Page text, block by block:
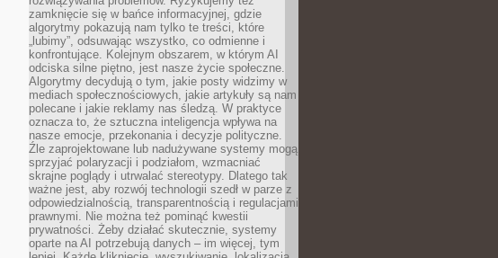
zamknięcie się w bańce informacyjnej, gdzie
algorytmy pokazują nam tylko te treści, które
„lubimy”, odsuwając wszystko, co odmienne i
konfrontujące. Kolejnym obszarem, w którym AI
odciska silne piętno, jest nasze życie społeczne.
Algorytmy decydują o tym, jakie posty widzimy w
mediach społecznościowych, jakie artykuły są nam
polecane i jakie reklamy nas śledzą. W praktyce
oznacza to, że sztuczna inteligencja wpływa na
nasze emocje, przekonania i decyzje polityczne.
Źle zaprojektowane lub nadużywane systemy mogą
sprzyjać polaryzacji i podziałom, wzmacniać
skrajne poglądy i utrwalać stereotypy. Dlatego tak
ważne jest, aby rozwój technologii szedł w parze z
odpowiedzialnością, transparentnością i regulacjami
prawnymi. Nie można też pominąć kwestii
prywatności. Żeby działać skutecznie, systemy
oparte na AI potrzebują danych – im więcej, tym